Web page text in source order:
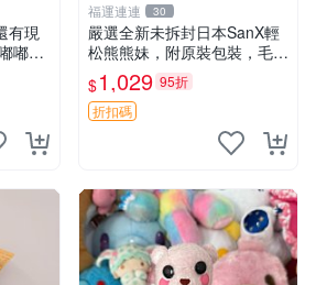
有現
嘟超
件 自
福運連連 30
嚴選全新未拆封日本SanX輕
松熊熊妹，附原裝包裝，毛絨
質地極佳，細膩可愛，推薦收
藏兼送禮，適合女性好友或家
人，限量釋出。鬆熊、熊玩
$1,029 95折
折扣碼